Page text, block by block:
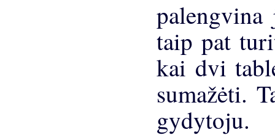
taip pat
kai dvi
sumažėti.
gydytoju.